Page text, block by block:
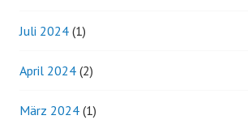
Juli 2024 (1)
April 2024 (2)
März 2024 (1)